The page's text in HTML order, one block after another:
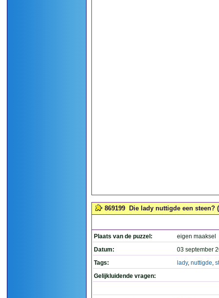
869199 Die lady nuttigde een steen?
Plaats van de puzzel:
eigen maaksel
Datum:
03 september
Tags:
lady, nuttigde,
Gelijkluidende vragen: